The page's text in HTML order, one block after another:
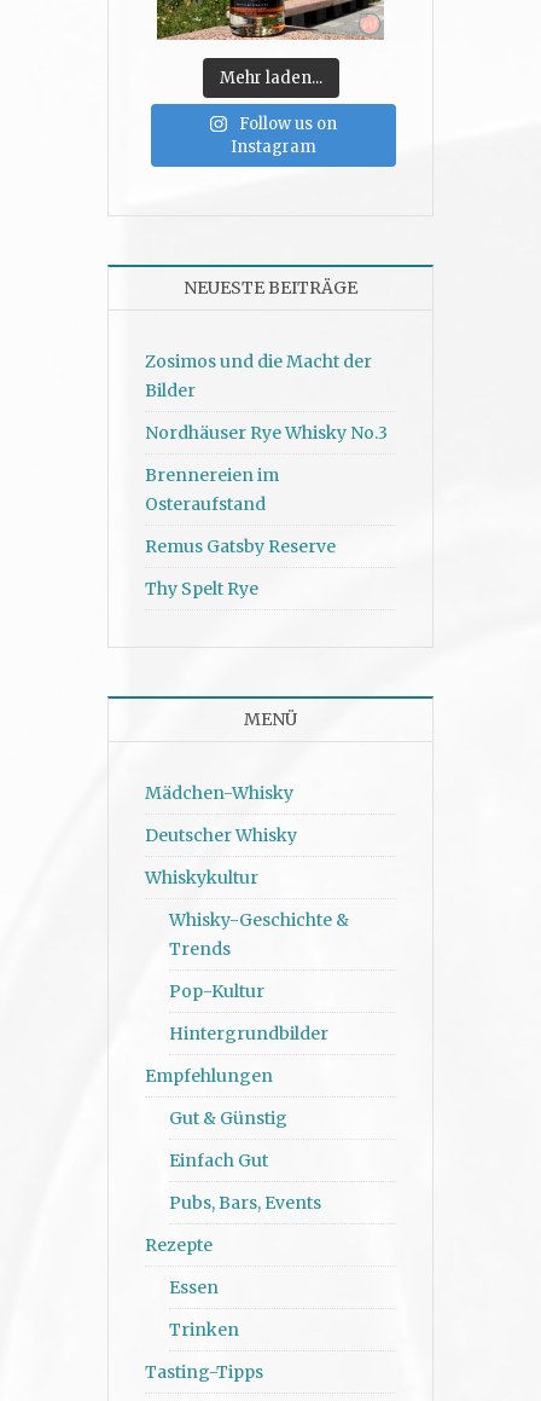
Mehr laden...
Follow us on
Instagram
NEUESTE BEITRÄGE
Zosimos und die Macht der
Bilder
Nordhäuser Rye Whisky No.3
Brennereien im
Osteraufstand
Remus Gatsby Reserve
Thy Spelt Rye
MENÜ
Mädchen-Whisky
Deutscher Whisky
Whiskykultur
Whisky-Geschichte &
Trends
Pop-Kultur
Hintergrundbilder
Empfehlungen
Gut & Günstig
Einfach Gut
Pubs, Bars, Events
Rezepte
Essen
Trinken
Tasting-Tipps